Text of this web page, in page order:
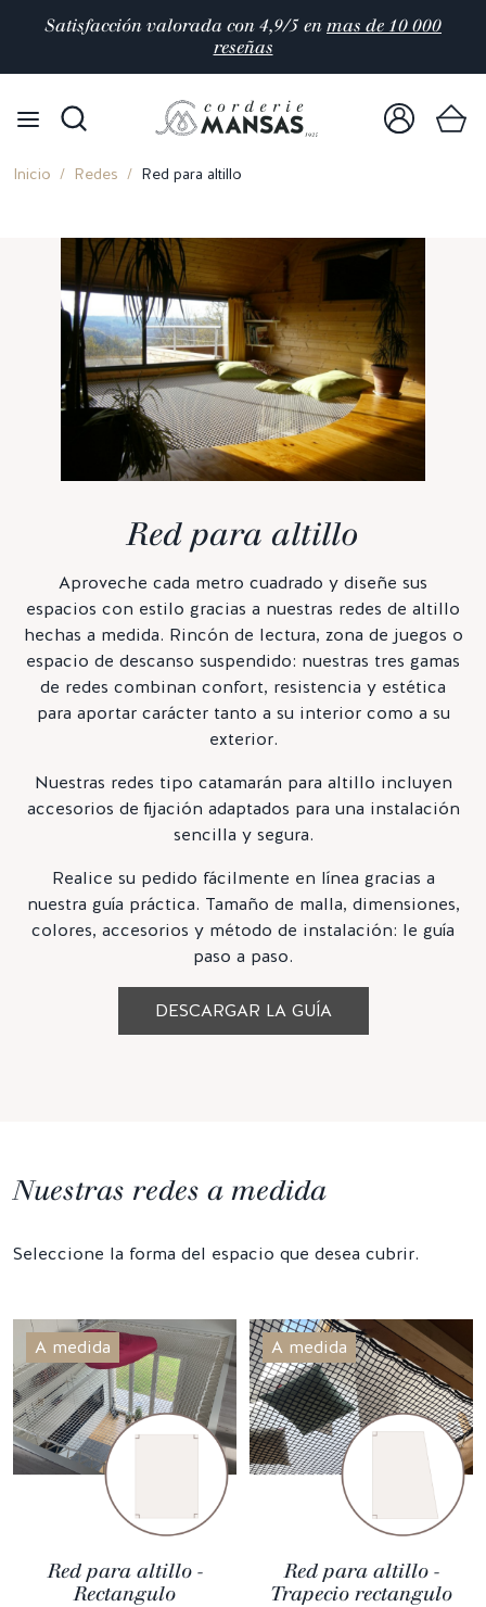
Satisfacción valorada con 4,9/5 en mas de 10 000
reseñas
Inicio Redes Red para altillo
Red para altillo
Aproveche cada metro cuadrado y diseñe sus
espacios con estilo gracias a nuestras redes de altillo
hechas a medida. Rincón de lectura, zona de juegos o
espacio de descanso suspendido: nuestras tres gamas
de redes combinan confort, resistencia y estética
para aportar carácter tanto a su interior como a su
exterior.
Nuestras redes tipo catamarán para altillo incluyen
accesorios de fijación adaptados para una instalación
sencilla y segura.
Realice su pedido fácilmente en línea gracias a
nuestra guía práctica. Tamaño de malla, dimensiones,
colores, accesorios y método de instalación: le guía
paso a paso.
DESCARGAR LA GUÍA
Nuestras redes a medida
Seleccione la forma del espacio que desea cubrir.
A medida
Red para altillo -
Rectangulo
A medida
Red para altillo -
Trapecio rectangulo